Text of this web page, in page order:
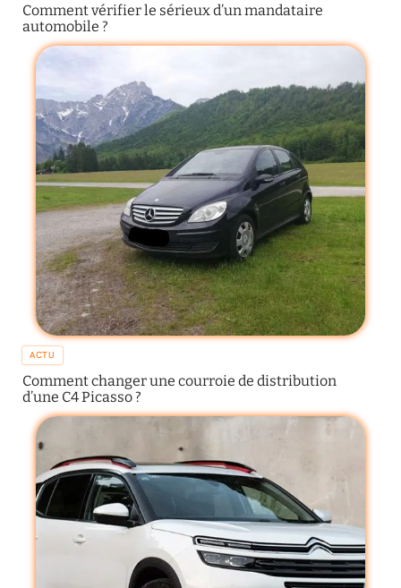
Comment vérifier le sérieux d’un mandataire
automobile ?
ACTU
Comment changer une courroie de distribution
d’une C4 Picasso ?